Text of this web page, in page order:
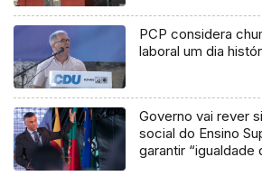
PCP considera
laboral um dia
Governo vai rever
social do Ensino
garantir “igualdade